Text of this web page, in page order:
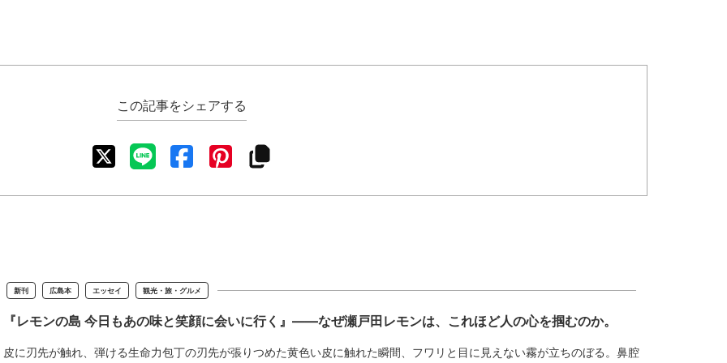
この記事をシェアする
新刊 広島本 エッセイ 観光・旅・グルメ
『レモンの島 今日もあの味と笑顔に会いに行く』――なぜ瀬戸田レモンは、これほど人の心を掴むのか。
皮に刃先が触れ、弾ける生命力包丁の刃先が張りつめた黄色い皮に触れた瞬間、フワリと目に見えない霧が立ちのぼる。鼻腔